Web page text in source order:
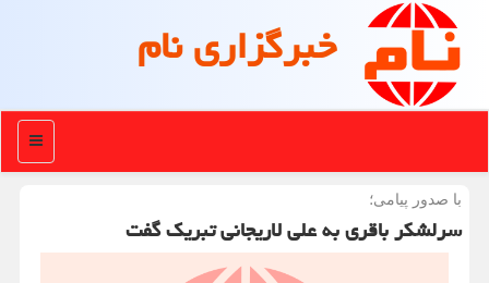
خبرگزاری نام
منو
با صدور پیامی؛
سرلشكر باقری به علی لاریجانی تبریك گفت